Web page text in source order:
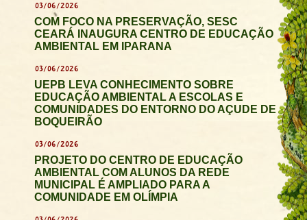
03/06/2026
COM FOCO NA PRESERVAÇÃO, SESC
CEARÁ INAUGURA CENTRO DE EDUCAÇÃO
AMBIENTAL EM IPARANA
03/06/2026
UEPB LEVA CONHECIMENTO SOBRE
EDUCAÇÃO AMBIENTAL A ESCOLAS E
COMUNIDADES DO ENTORNO DO AÇUDE DE
BOQUEIRÃO
03/06/2026
PROJETO DO CENTRO DE EDUCAÇÃO
AMBIENTAL COM ALUNOS DA REDE
MUNICIPAL É AMPLIADO PARA A
COMUNIDADE EM OLÍMPIA